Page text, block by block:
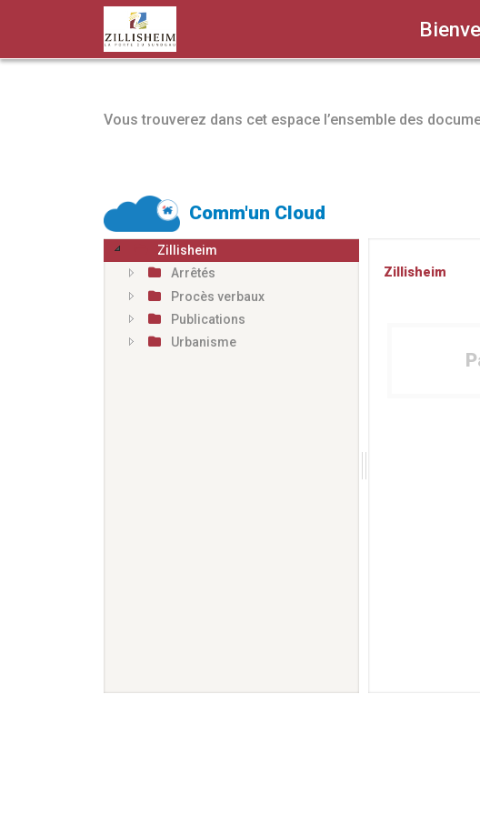
Vous trouverez dans cet espace l’ensemble des
Comm'un Cloud
Zillisheim
Arrêtés
Procès verbaux
Publications
Urbanisme
Zillisheim